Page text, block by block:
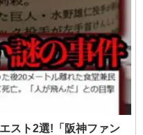
スト2選!「阪神ファン